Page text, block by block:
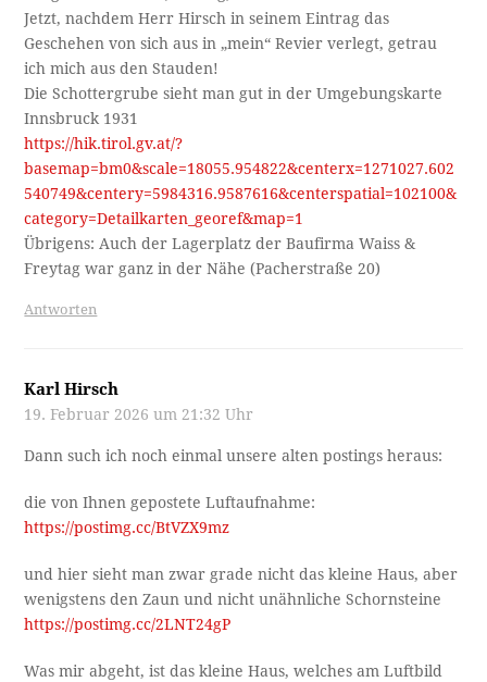
Jetzt, nachdem Herr Hirsch in seinem Eintrag das
Geschehen von sich aus in „mein“ Revier verlegt, getrau
ich mich aus den Stauden!
Die Schottergrube sieht man gut in der Umgebungskarte
Innsbruck 1931
https://hik.tirol.gv.at/?
basemap=bm0&scale=18055.954822&centerx=1271027.602
540749&centery=5984316.9587616&centerspatial=102100&
category=Detailkarten_georef&map=1
Übrigens: Auch der Lagerplatz der Baufirma Waiss &
Freytag war ganz in der Nähe (Pacherstraße 20)
Antworten
Karl Hirsch
19. Februar 2026 um 21:32 Uhr
Dann such ich noch einmal unsere alten postings heraus:
die von Ihnen gepostete Luftaufnahme:
https://postimg.cc/BtVZX9mz
und hier sieht man zwar grade nicht das kleine Haus, aber
wenigstens den Zaun und nicht unähnliche Schornsteine
https://postimg.cc/2LNT24gP
Was mir abgeht, ist das kleine Haus, welches am Luftbild